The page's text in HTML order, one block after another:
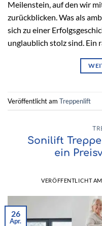
Meilenstein, auf den wir
zurückblicken. Was als
sich zu einer
unglaublich stolz sind. Ein
Veröffentlicht am Treppenlift
Sonilift
ein
VERÖFFENTLICHT
26
Apr.